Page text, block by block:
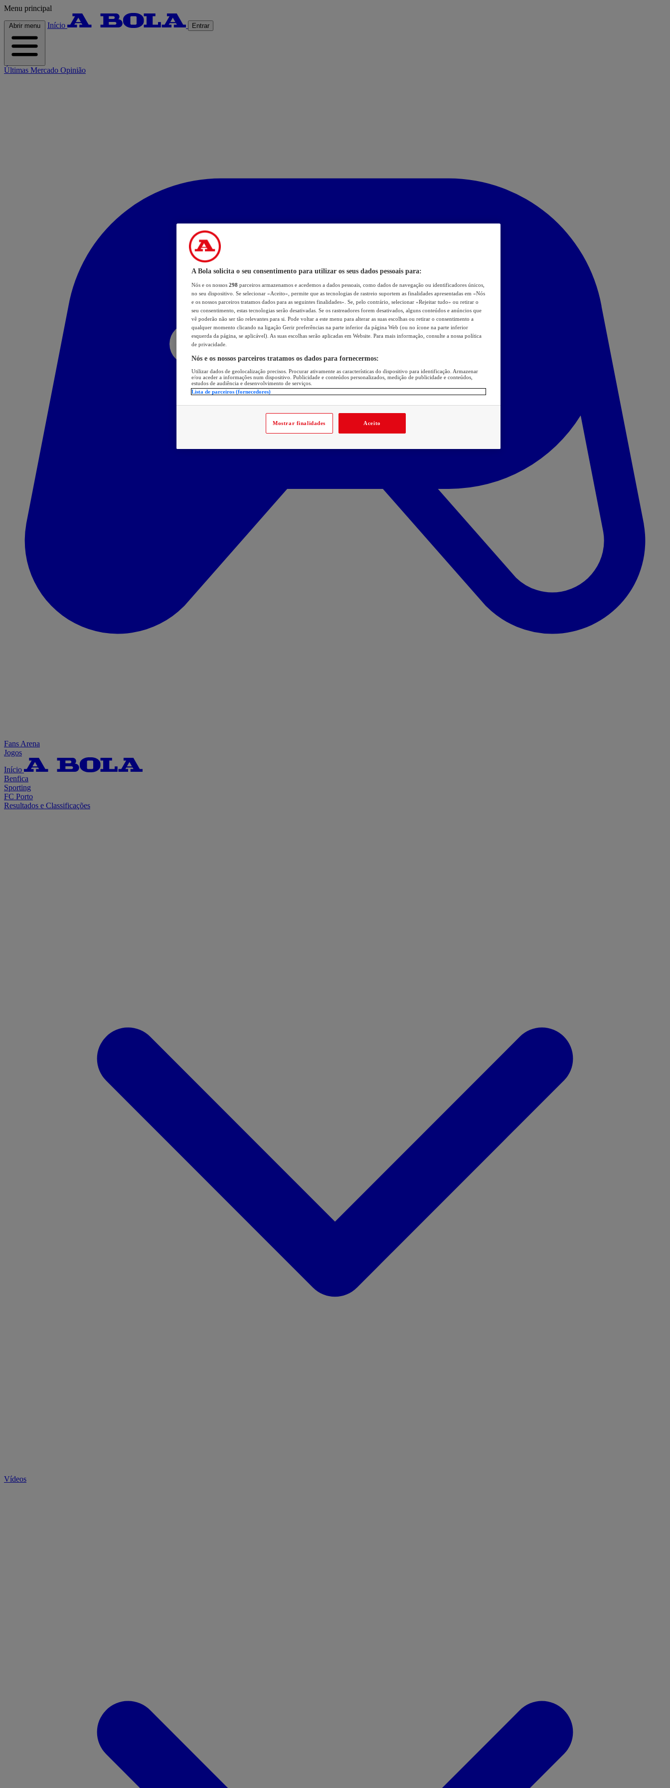
Menu principal
Abrir menu Início Entrar
Últimas Mercado Opinião
Fans Arena
Jogos
Início
Benfica
Sporting
FC Porto
Resultados e Classificações
Vídeos
A Bola solicita o seu consentimento para utilizar os seus dados pessoais para:
Nós e os nossos 298 parceiros armazenamos e acedemos a dados pessoais, como dados de navegação ou identificadores únicos,
no seu dispositivo. Se selecionar «Aceito», permite que as tecnologias de rastreio suportem as finalidades apresentadas em «Nós
e os nossos parceiros tratamos dados para as seguintes finalidades». Se, pelo contrário, selecionar «Rejeitar tudo» ou retirar o
seu consentimento, estas tecnologias serão desativadas. Se os rastreadores forem desativados, alguns conteúdos e anúncios que
vê poderão não ser tão relevantes para si. Pode voltar a este menu para alterar as suas escolhas ou retirar o consentimento a
qualquer momento clicando na ligação Gerir preferências na parte inferior da página Web (ou no ícone na parte inferior
esquerda da página, se aplicável). As suas escolhas serão aplicadas em Website. Para mais informação, consulte a nossa política
de privacidade.
Nós e os nossos parceiros tratamos os dados para fornecermos:
Utilizar dados de geolocalização precisos. Procurar ativamente as características do dispositivo para identificação. Armazenar
e/ou aceder a informações num dispositivo. Publicidade e conteúdos personalizados, medição de publicidade e conteúdos,
estudos de audiência e desenvolvimento de serviços.
Lista de parceiros (fornecedores)
Mostrar finalidades Aceito